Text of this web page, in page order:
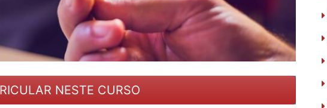
NESTE CURSO